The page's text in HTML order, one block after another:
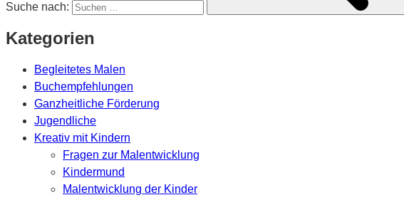
Suche nach:
Kategorien
Begleitetes Malen
Buchempfehlungen
Ganzheitliche Förderung
Jugendliche
Kreativ mit Kindern
Fragen zur Malentwicklung
Kindermund
Malentwicklung der Kinder